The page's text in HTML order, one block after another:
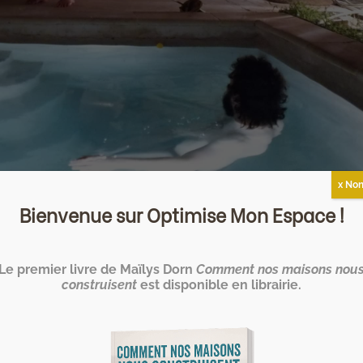
» avec patio :
tunisiennes
sera l’habitat de demain ? » réalisée dans le
Bienvenue sur Optimise Mon Espace !
Le premier livre de Maïlys DornComment nos maisons nous
construisentest disponible en librairie.
x